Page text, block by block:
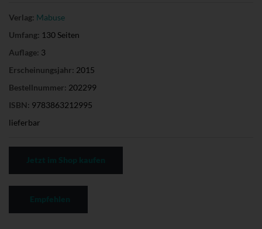
Verlag: Mabuse
Umfang: 130 Seiten
Auflage: 3
Erscheinungsjahr: 2015
Bestellnummer: 202299
ISBN: 9783863212995
lieferbar